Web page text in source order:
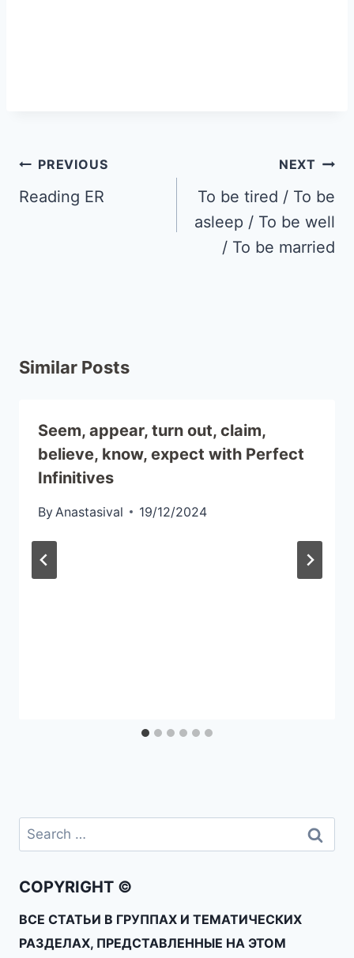
PREVIOUS
Reading ER
NEXT
To be tired / To be
asleep / To be well
/ To be married
Similar Posts
Seem, appear, turn out, claim,
believe, know, expect with Perfect
Infinitives
By Anastasival 19/12/2024
COPYRIGHT ©
ВСЕ СТАТЬИ В ГРУППАХ И ТЕМАТИЧЕСКИХ
РАЗДЕЛАХ, ПРЕДСТАВЛЕННЫЕ НА ЭТОМ